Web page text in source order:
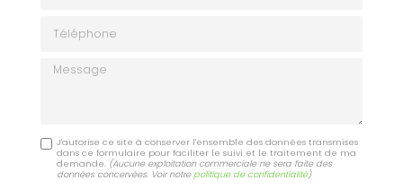
Message
J'autorise ce site à conserver l'ensemble des données transmises
dans ce formulaire pour faciliter le suivi et le traitement de ma
demande. (Aucune exploitation commerciale ne sera faite des
données concervées. Voir notre politique de confidentialité)